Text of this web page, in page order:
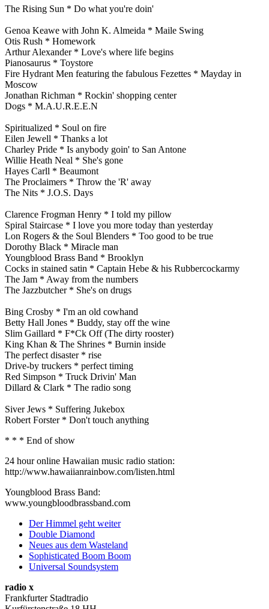
The Rising Sun * Do what you're doin'
Genoa Keawe with John K. Almeida * Maile Swing
Otis Rush * Homework
Arthur Alexander * Love's where life begins
Pianosaurus * Toystore
Fire Hydrant Men featuring the fabulous Fezettes * Mayday in
Moscow
Jonathan Richman * Rockin' shopping center
Dogs * M.A.U.R.E.E.N
Spiritualized * Soul on fire
Eilen Jewell * Thanks a lot
Charley Pride * Is anybody goin' to San Antone
Willie Heath Neal * She's gone
Hayes Carll * Beaumont
The Proclaimers * Throw the 'R' away
The Nits * J.O.S. Days
Clarence Frogman Henry * I told my pillow
Spiral Staircase * I love you more today than yesterday
Lon Rogers & the Soul Blenders * Too good to be true
Dorothy Black * Miracle man
Youngblood Brass Band * Brooklyn
Cocks in stained satin * Captain Hebe & his Rubbercockarmy
The Jam * Away from the numbers
The Jazzbutcher * She's on drugs
Bing Crosby * I'm an old cowhand
Betty Hall Jones * Buddy, stay off the wine
Slim Gaillard * F*Ck Off (The dirty rooster)
King Khan & The Shrines * Burnin inside
The perfect disaster * rise
Drive-by truckers * perfect timing
Red Simpson * Truck Drivin' Man
Dillard & Clark * The radio song
Siver Jews * Suffering Jukebox
Robert Forster * Don't touch anything
* * * End of show
24 hour online Hawaiian music radio station:
http://www.hawaiianrainbow.com/listen.html
Youngblood Brass Band:
www.youngbloodbrassband.com
Der Himmel geht weiter
Double Diamond
Neues aus dem Wasteland
Sophisticated Boom Boom
Universal Soundsystem
radio x
Frankfurter Stadtradio